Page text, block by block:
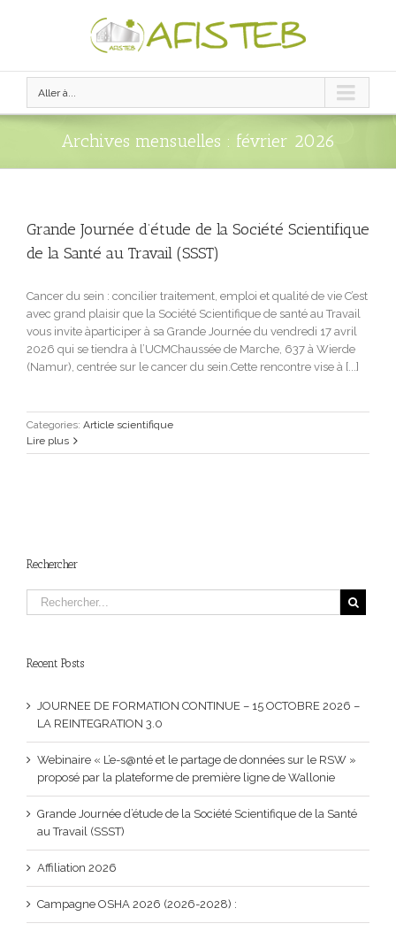
Aller à...
Archives mensuelles : février 2026
Grande Journée d’étude de la Société Scientifique
de la Santé au Travail (SSST)
Cancer du sein : concilier traitement, emploi et qualité de vie C’est
avec grand plaisir que la Société Scientifique de santé au Travail
vous invite àparticiper à sa Grande Journée du vendredi 17 avril
2026 qui se tiendra à l’UCMChaussée de Marche, 637 à Wierde
(Namur), centrée sur le cancer du sein.Cette rencontre vise à [...]
Categories: Article scientifique
Lire plus
Rechercher
Recent Posts
JOURNEE DE FORMATION CONTINUE – 15 OCTOBRE 2026 –
LA REINTEGRATION 3.0
Webinaire « L’e-s@nté et le partage de données sur le RSW »
proposé par la plateforme de première ligne de Wallonie
Grande Journée d’étude de la Société Scientifique de la Santé
au Travail (SSST)
Affiliation 2026
Campagne OSHA 2026 (2026-2028) :